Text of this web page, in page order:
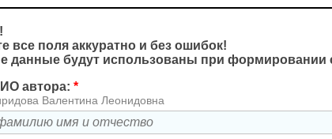
все поля аккуратно и без ошибок!
данные будут использованы при формировании
автора: *
Валентина Леонидовна